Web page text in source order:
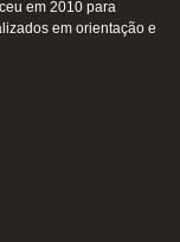
em 2010 para
em orientação e